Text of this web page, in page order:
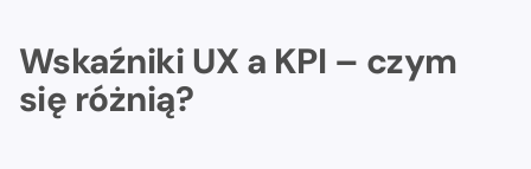
Wskaźniki UX a KPI – czym
się różnią?